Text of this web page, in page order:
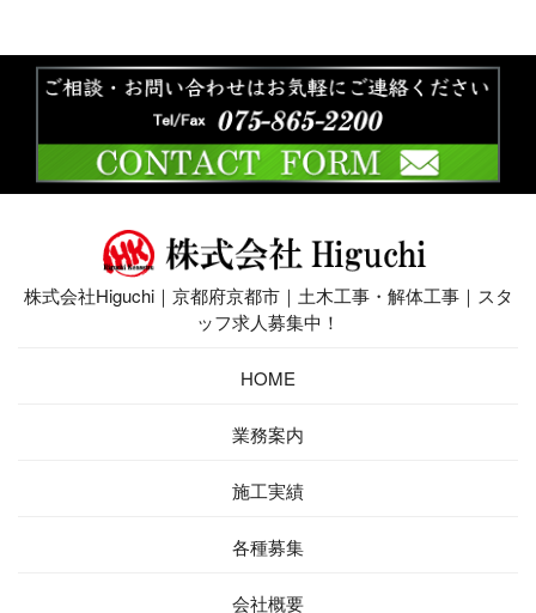
株式会社Higuchi｜京都府京都市｜土木工事・解体工事｜スタ
ッフ求人募集中！
HOME
業務案内
施工実績
各種募集
会社概要